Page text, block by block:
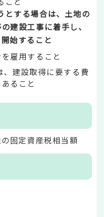
とする場合は、土地の
建設工事に着手し、
始すること
雇用すること
建設取得に要する費
ること
固定資産税相当額